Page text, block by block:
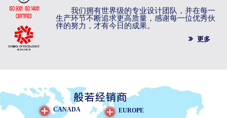
我们拥有世界级的专业设计团队，并在每一
生产环节不断追求更高质量，感谢每一位优秀伙
伴的努力，才有今日的成果。
更多
CANADA
更多 EUROPE
更多